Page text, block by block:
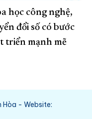
học công nghệ,
đổi số có bước
triển mạnh mẽ
Hòa - Website: